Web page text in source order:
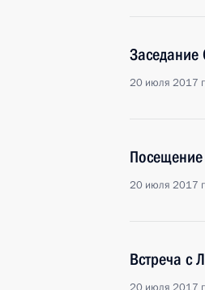
20 июля 2017
20 июля 2017
Встреча с